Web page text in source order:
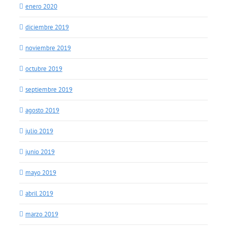
enero 2020
diciembre 2019
noviembre 2019
octubre 2019
septiembre 2019
agosto 2019
julio 2019
junio 2019
mayo 2019
abril 2019
marzo 2019